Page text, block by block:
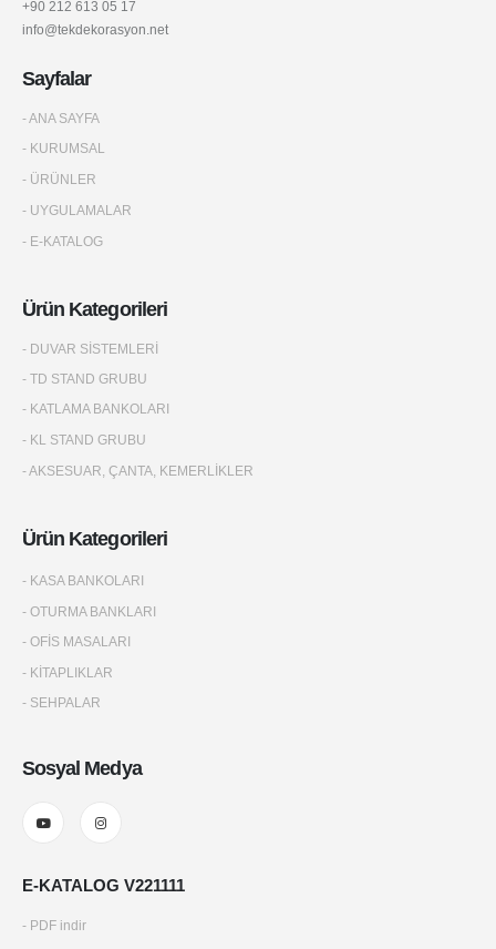
+90 212 613 05 17
info@tekdekorasyon.net
Sayfalar
- ANA SAYFA
- KURUMSAL
- ÜRÜNLER
- UYGULAMALAR
- E-KATALOG
Ürün Kategorileri
- DUVAR SİSTEMLERİ
- TD STAND GRUBU
- KATLAMA BANKOLARI
- KL STAND GRUBU
- AKSESUAR, ÇANTA, KEMERLİKLER
Ürün Kategorileri
- KASA BANKOLARI
- OTURMA BANKLARI
- OFİS MASALARI
- KİTAPLIKLAR
- SEHPALAR
Sosyal Medya
E-KATALOG V221111
- PDF indir